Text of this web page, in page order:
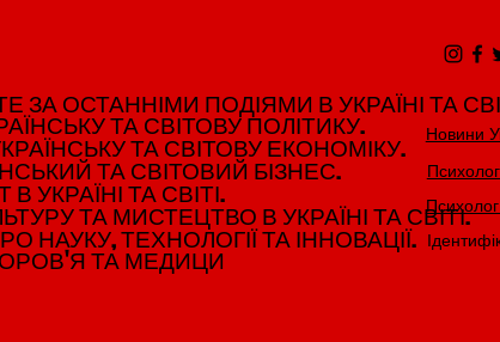
ЗА ОСТАННІМИ ПОДІЯМИ В УКРАЇНІ ТА
ТА СВІТОВУ ПОЛІТИКУ.
ТА СВІТОВУ ЕКОНОМІКУ.
ТА СВІТОВИЙ БІЗНЕС.
ТА СВІТІ.
ТА МИСТЕЦТВО В УКРАЇНІ ТА СВІТІ.
НАУКУ, ТЕХНОЛОГІЇ ТА ІННОВАЦІЇ.
ТА МЕДИЦИ
ЗА ОСТАННІМИ ПОДІЯМИ В УКРАЇНІ ТА
ТА СВІТОВУ ПОЛІТИКУ.
ТА СВІТОВУ ЕКОНОМІКУ.
ТА СВІТОВИЙ БІЗНЕС.
ТА СВІТІ.
ТА МИСТЕЦТВО В УКРАЇНІ ТА СВІТІ.
НАУКУ, ТЕХНОЛОГІЇ ТА ІННОВАЦІЇ.
ТА МЕДИЦИ
Новини